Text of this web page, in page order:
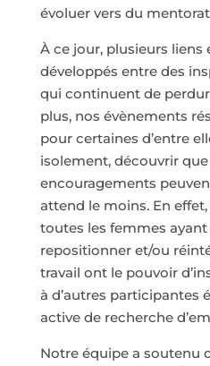
évoluer vers du
À ce jour, plusieurs liens
développés entre des
qui continuent de
plus, nos évènements
pour certaines d’entre
isolement, découvrir que
encouragements
attend le moins. En
toutes les femmes ayant
repositionner et/ou
travail ont le pouvoir
à d’autres participantes
active de recherche
Notre équipe a soutenu